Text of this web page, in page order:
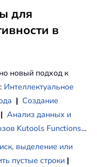
для
в
новый подход к
Интеллектуальное
| Создание
| Анализ данных и
Kutools Functions…
выделение или
пустые строки |